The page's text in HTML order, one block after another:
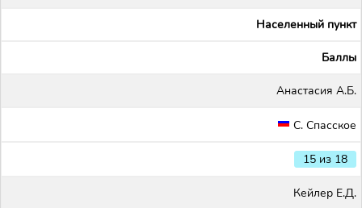
Населенный пункт
Баллы
Анастасия А.Б.
С. Спасское
15 из 18
Кейлер Е.Д.